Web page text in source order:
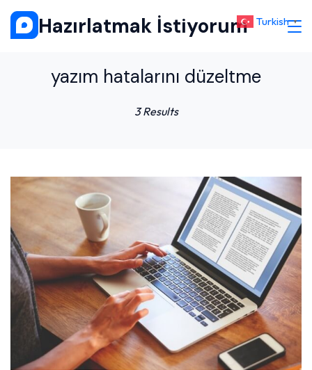
Skip
Hazırlatmak İstiyorum
yazım hatalarını düzeltme
3 Results
Turkish ▼